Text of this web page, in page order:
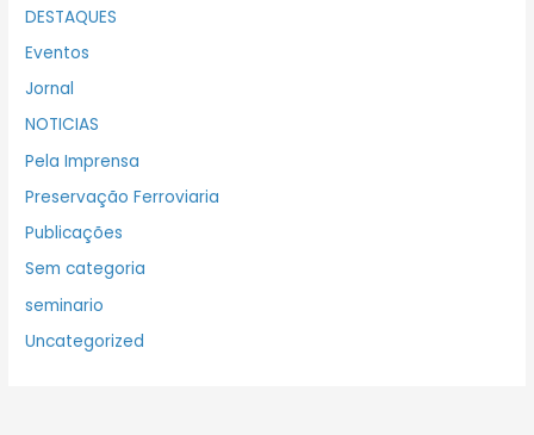
DESTAQUES
Eventos
Jornal
NOTICIAS
Pela Imprensa
Preservação Ferroviaria
Publicações
Sem categoria
seminario
Uncategorized